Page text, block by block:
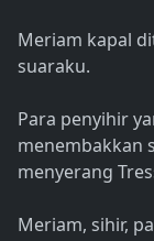
Meriam kapal
suaraku.
Para penyihir
menembakkan
menyerang
Meriam, sihir,